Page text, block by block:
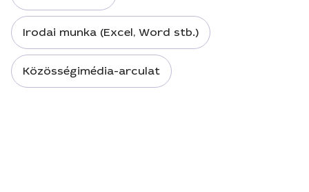
Irodai munka (Excel, Word stb.)
Közösségimédia-arculat